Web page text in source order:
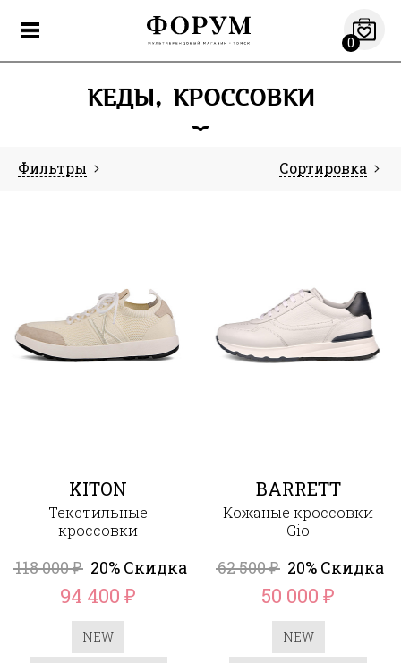
0
КЕДЫ, КРОССОВКИ
Фильтры Сортировка
KITON
Текстильные
кроссовки
118 000₽ 20% Скидка
94 400₽
NEW
BARRETT
Кожаные кроссовки
Gio
62 500₽ 20% Скидка
50 000₽
NEW